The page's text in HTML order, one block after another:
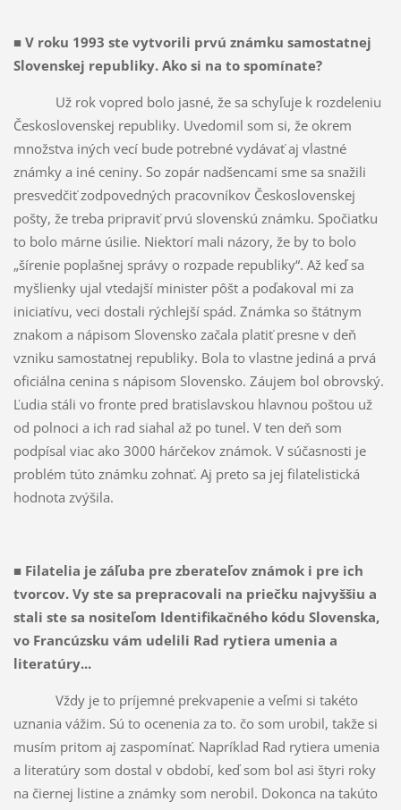
■ V roku 1993 ste vytvorili prvú známku samostatnej
Slovenskej republiky. Ako si na to spomínate?
Už rok vopred bolo jasné, že sa schyľuje k rozdeleniu
Československej republiky. Uvedomil som si, že okrem
množstva iných vecí bude potrebné vydávať aj vlastné
známky a iné ceniny. So zopár nadšencami sme sa snažili
presvedčiť zodpovedných pracovníkov Československej
pošty, že treba pripraviť prvú slovenskú známku. Spočiatku
to bolo márne úsilie. Niektorí mali názory, že by to bolo
„šírenie poplašnej správy o rozpade republiky“. Až keď sa
myšlienky ujal vtedajší minister pôšt a poďakoval mi za
iniciatívu, veci dostali rýchlejší spád. Známka so štátnym
znakom a nápisom Slovensko začala platiť presne v deň
vzniku samostatnej republiky. Bola to vlastne jediná a prvá
oficiálna cenina s nápisom Slovensko. Záujem bol obrovský.
Ľudia stáli vo fronte pred bratislavskou hlavnou poštou už
od polnoci a ich rad siahal až po tunel. V ten deň som
podpísal viac ako 3000 hárčekov známok. V súčasnosti je
problém túto známku zohnať. Aj preto sa jej filatelistická
hodnota zvýšila.
■ Filatelia je záľuba pre zberateľov známok i pre ich
tvorcov. Vy ste sa prepracovali na priečku najvyššiu a
stali ste sa nositeľom Identifikačného kódu Slovenska,
vo Francúzsku vám udelili Rad rytiera umenia a
literatúry...
Vždy je to príjemné prekvapenie a veľmi si takéto
uznania vážim. Sú to ocenenia za to. čo som urobil, takže si
musím pritom aj zaspomínať. Napríklad Rad rytiera umenia
a literatúry som dostal v období, keď som bol asi štyri roky
na čiernej listine a známky som nerobil. Dokonca na takúto